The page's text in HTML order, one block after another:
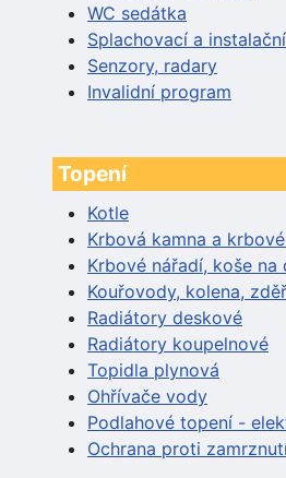
WC sedátka
Splachovací a
Senzory, radary
Invalidní program
Topení
Kotle
Krbová kamna a
Krbové nářadí, koše na
Kouřovody, kolena,
Radiátory deskové
Radiátory koupelnové
Topidla plynová
Ohřívače vody
Podlahové topení -
Ochrana proti